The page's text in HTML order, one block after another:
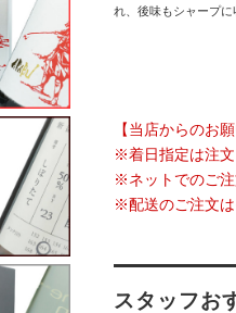
れ、後味もシャープに
【当店からのお願
※着日指定は注文
※ネットでのご注
※配送のご注文は
スタッフお